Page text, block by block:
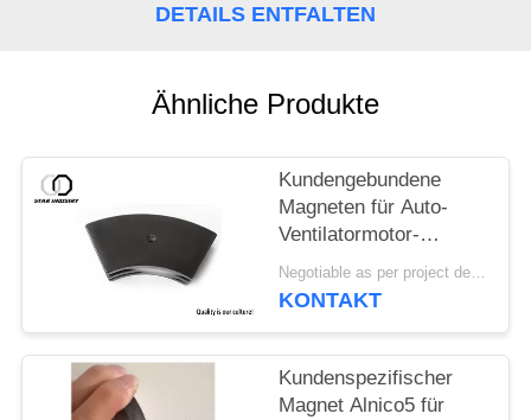
DETAILS ENTFALTEN
Ähnliche Produkte
Kundengebundene
Magneten für Auto-
Ventilatormotor-
Schwarz-Epoxid-
Neodym-dauerhafte
Negotiable as per project details MOQ:Beispielauftrag
KONTAKT
Kundenspezifischer
Magnet Alnico5 für